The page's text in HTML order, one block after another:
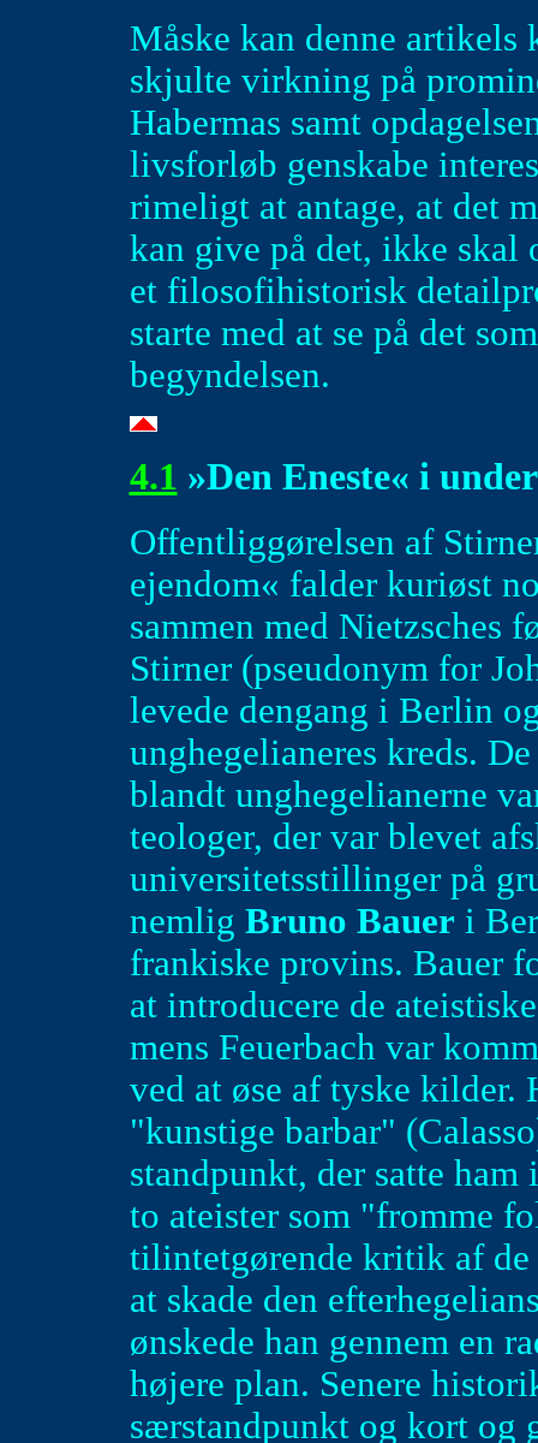
Måske kan denne
skjulte virkning på
Habermas samt
livsforløb genskabe
rimeligt at antage, at det
kan give på det, ikke skal
et filosofihistorisk
starte med at se på det
begyndelsen.
4.1 »Den Eneste« i
Offentliggørelsen af
ejendom« falder kuriøst
sammen med Nietzsches
Stirner (pseudonym for
levede dengang i Berlin
unghegelianeres kreds.
blandt unghegelianerne
teologer, der var blevet
universitetsstillinger på
nemlig Bruno Bauer i
frankiske provins. Bauer
at introducere de
mens Feuerbach var
ved at øse af tyske kilder.
"kunstige barbar"
standpunkt, der satte
to ateister som "fromme
tilintetgørende kritik af de
at skade den
ønskede han gennem en
højere plan. Senere
særstandpunkt og kort og